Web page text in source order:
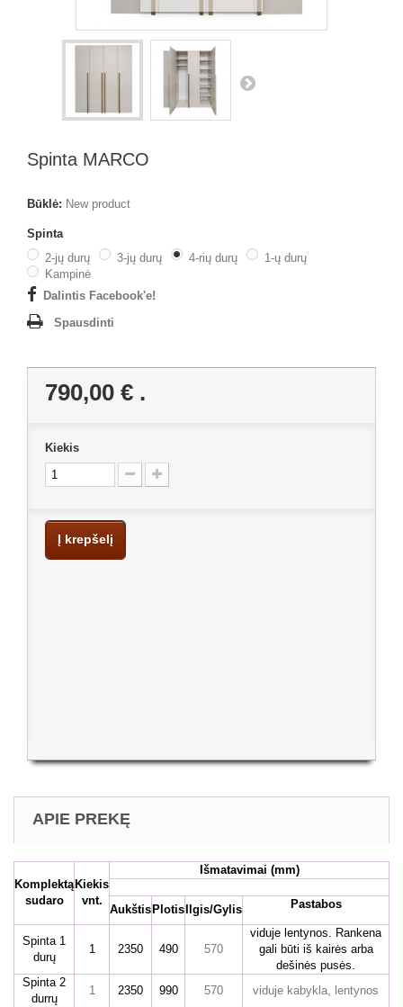
Spinta MARCO
Būklė: New product
Spinta
2-jų durų
3-jų durų 4-rių durų
1-ų durų
Kampinė
Dalintis Facebook'e!
Spausdinti
790,00 € .
Kiekis
Į krepšelį
APIE PREKĘ
Komplektą
sudaro
Kiekis
vnt.
Išmatavimai (mm)
Aukštis Plotis Ilgis/Gylis Pastabos
Spinta 1
durų
1 2350 490 570
viduje lentynos. Rankena
gali būti iš kairės arba
dešinės pusės.
Spinta 2
durrų
1 2350 990 570
viduje kabykla, lentynos